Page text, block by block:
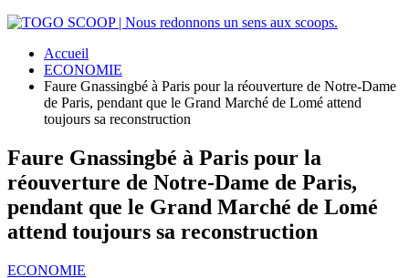
Accueil
ECONOMIE
Faure Gnassingbé à Paris pour la réouverture de Notre-Dame
de Paris, pendant que le Grand Marché de Lomé attend
toujours sa reconstruction
Faure Gnassingbé à Paris pour la
réouverture de Notre-Dame de Paris,
pendant que le Grand Marché de Lomé
attend toujours sa reconstruction
ECONOMIE